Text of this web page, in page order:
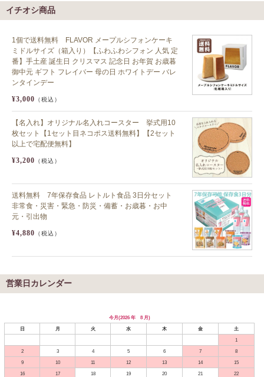
イチオシ商品
1個で送料無料 FLAVOR メープルシフォンケーキ
ミドルサイズ（箱入り）【ふわふわシフォン 人気 定
番】手土産 誕生日 クリスマス 記念日 お年賀 お歳暮
御中元 ギフト フレイバー 母の日 ホワイトデー バレ
ンタインデー
¥3,000 （税込）
【名入れ】オリジナル名入れコースター 挙式用10
枚セット【1セット目ネコポス送料無料】【2セット
以上で宅配便無料】
¥3,200 （税込）
送料無料 7年保存食品 レトルト食品 3日分セット
非常食・災害・緊急・防災・備蓄・お歳暮・お中
元・引出物
¥4,880 （税込）
営業日カレンダー
今月(2026 年 8 月)
日
月 火 水 木 金
土
1
2
3 4 5 6 7
8
9
10 11 12 13 14
15
16
17 18 19 20 21
22